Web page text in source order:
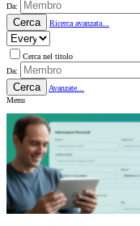
Da:
Cerca Ricerca avanzata...
Cerca nel titolo
Da:
Cerca
Avanzate...
Menu